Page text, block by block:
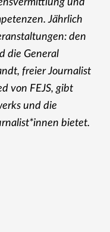
und
Jährlich
den
die General
freier Journalist
von FEJS, gibt
und die
bietet.